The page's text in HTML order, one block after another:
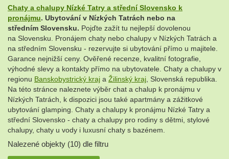
Chaty a chalupy Nízké Tatry a střední Slovensko k
pronájmu. Ubytování v Nízkých Tatrách nebo na
středním Slovensku. Pojďte zažít tu nejlepší dovolenou
na Slovensku. Pronájem chaty nebo chalupy v Nízkých Tatrách a
na středním Slovensku - rezervujte si ubytování přímo u majitele.
Garance nejnižší ceny. Ověřené recenze, kvalitní fotografie,
výhodné slevy a kontakty přímo na ubytovatele. Chaty a chalupy v
regionu Banskobystrický kraj a Žilinský kraj , Slovenská republika.
Na této stránce naleznete výběr chat a chalup k pronájmu v
Nízkých Tatrách, k dispozici jsou také apartmány a zážitkové
ubytování glamping. Chaty a chalupy k pronájmu Nízké Tatry a
střední Slovensko - chaty a chalupy pro rodiny s dětmi, stylové
chalupy, chaty u vody i luxusní chaty s bazénem.
Nalezené objekty (10) dle filtru